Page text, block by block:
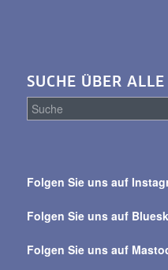
SUCHE ÜBER
alle
Folgen Sie uns auf
Folgen Sie uns auf
Folgen Sie uns auf